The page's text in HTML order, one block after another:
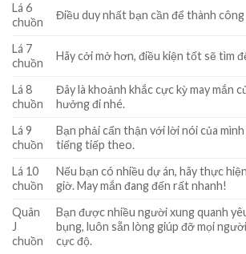
Lá 6
chuồn
Điều duy nhất bạn cần để thành
Lá 7
chuồn
Hãy cởi mở hơn, điều kiện tốt sẽ tìm
Lá 8
chuồn
Đây là khoảnh khắc cực kỳ may mắn
hưởng đi nhé.
Lá 9
chuồn
Bạn phải cẩn thận với lời nói của
tiếng tiếp theo.
Lá 10
chuồn
Nếu bạn có nhiều dự án, hãy thực
giờ. May mắn đang đến rất nhanh!
Quân
J
chuồn
Bạn được nhiều người xung quanh
bụng, luôn sẵn lòng giúp đỡ mọi
cực độ.